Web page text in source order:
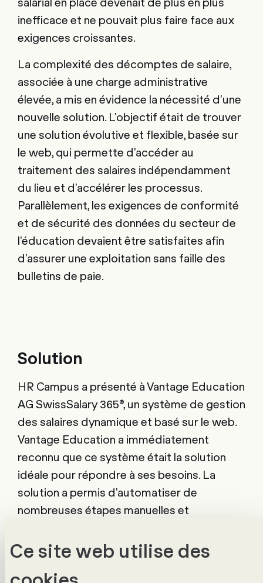
Ce site web utilise des
inefficace et ne pouvait plus faire face aux
exigences croissantes.
La complexité des décomptes de salaire,
associée à une charge administrative
élevée, a mis en évidence la nécessité d'une
nouvelle solution. L'objectif était de trouver
une solution évolutive et flexible, basée sur
le web, qui permette d'accéder au
traitement des salaires indépendamment
du lieu et d'accélérer les processus.
Parallèlement, les exigences de conformité
et de sécurité des données du secteur de
l'éducation devaient être satisfaites afin
d'assurer une exploitation sans faille des
bulletins de paie.
Solution
HR Campus a présenté à Vantage Education
AG SwissSalary 365®, un système de gestion
des salaires dynamique et basé sur le web.
Vantage Education a immédiatement
reconnu que ce système était la solution
idéale pour répondre à ses besoins. La
solution a permis d'automatiser de
nombreuses étapes manuelles et
processus de paie. Un avantage particulier
de la solution était l'accès indépendant du
lieu, ce qui a donné au service RH une plus